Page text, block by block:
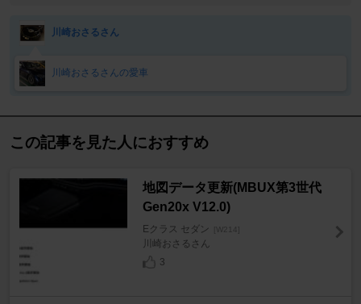
川崎おさるさん
川崎おさるさんの愛車
この記事を見た人におすすめ
地図データ更新(MBUX第3世代
Gen20x V12.0)
Eクラス セダン [W214]
川崎おさるさん
3